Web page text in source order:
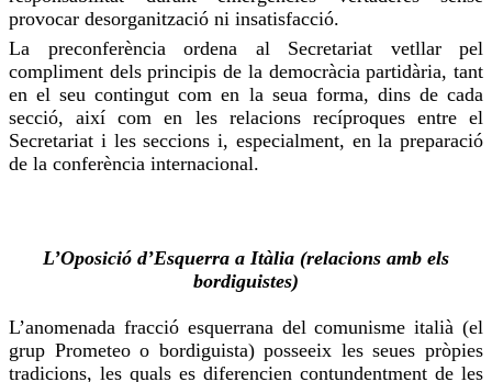
provocar desorganització ni insatisfacció.
La preconferència ordena al Secretariat vetllarpel
compliment dels principis de la democràcia partidària, tant
en el seu contingut com en la seua forma, dins de cada
secció, així com en les relacions recíproques entre el
Secretariat i les seccions i, especialment, en la preparació
de la conferència internacional.
L’Oposició d’Esquerra a Itàlia (relacions amb els
bordiguistes)
L’anomenada fracció esquerrana del comunisme italià (el
grup Prometeo o bordiguista) posseeix les seues pròpies
tradicions, les quals es diferencien contundentment de les